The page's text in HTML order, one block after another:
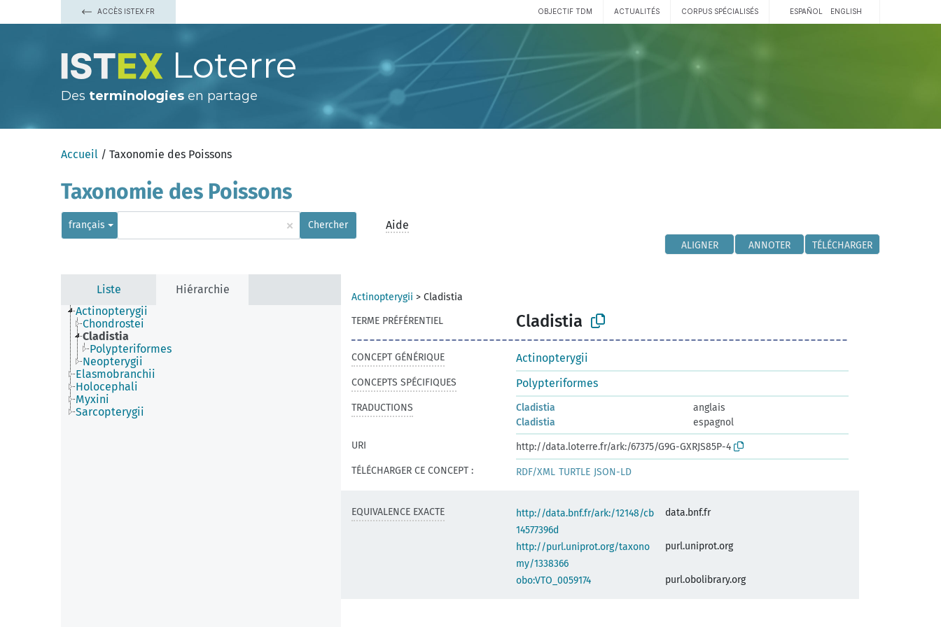
ACCÈS ISTEX.FR OBJECTIF TDM ACTUALITÉS CORPUS SPÉCIALISÉS ESPAÑOL ENGLISH
Loterre
Des terminologies en partage
Accueil / Taxonomie des Poissons
Taxonomie des Poissons
français × Chercher Aide
ALIGNER ANNOTER TÉLÉCHARGER
Liste
Hiérarchie
Actinopterygii
Chondrostei
Cladistia
Polypteriformes
Neopterygii
Elasmobranchii
Holocephali
Myxini
Sarcopterygii
Actinopterygii > Cladistia
TERME PRÉFÉRENTIEL
Cladistia
CONCEPT GÉNÉRIQUE Actinopterygii
CONCEPTS SPÉCIFIQUES Polypteriformes
TRADUCTIONS Cladistia
anglais
Cladistia
espagnol
URI
http://data.loterre.fr/ark:/67375/G9G-GXRJS85P-4
TÉLÉCHARGER CE CONCEPT :
RDF/XML TURTLE JSON-LD
EQUIVALENCE EXACTE
http://data.bnf.fr/ark:/12148/cb
14577396d
data.bnf.fr
http://purl.uniprot.org/taxono
my/1338366
purl.uniprot.org
obo:VTO_0059174 purl.obolibrary.org